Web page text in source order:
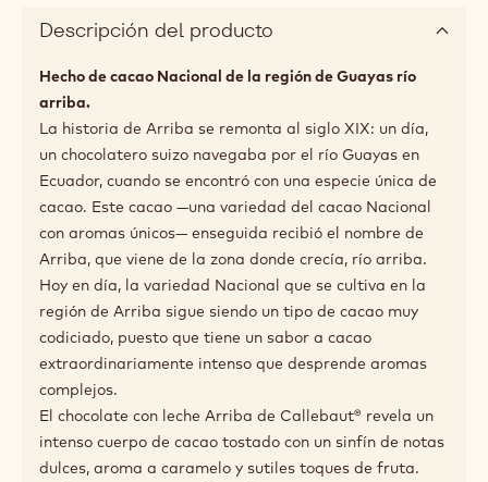
Descripción del producto
Hecho de cacao Nacional de la región de Guayas río
arriba.
La historia de Arriba se remonta al siglo XIX: un día,
un chocolatero suizo navegaba por el río Guayas en
Ecuador, cuando se encontró con una especie única de
cacao. Este cacao —una variedad del cacao Nacional
con aromas únicos— enseguida recibió el nombre de
Arriba, que viene de la zona donde crecía, río arriba.
Hoy en día, la variedad Nacional que se cultiva en la
región de Arriba sigue siendo un tipo de cacao muy
codiciado, puesto que tiene un sabor a cacao
extraordinariamente intenso que desprende aromas
complejos.
El chocolate con leche Arriba de Callebaut® revela un
intenso cuerpo de cacao tostado con un sinfín de notas
dulces, aroma a caramelo y sutiles toques de fruta.